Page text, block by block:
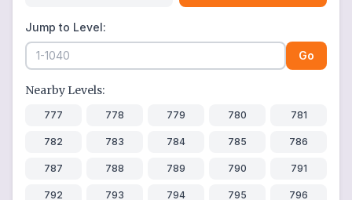
Jump to Level:
Go
Nearby Levels:
777 778 779 780 781
782 783 784 785 786
787 788 789 790 791
792 793 794 795 796